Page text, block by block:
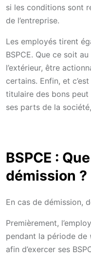
si les conditions sont
de l’entreprise.
Les employés tirent
BSPCE. Que ce soit
l’extérieur, être
certains. Enfin, et
titulaire des bons
ses parts de la
BSPCE :
démission ?
En cas de démission,
Premièrement,
pendant la période de
afin d’exercer ses